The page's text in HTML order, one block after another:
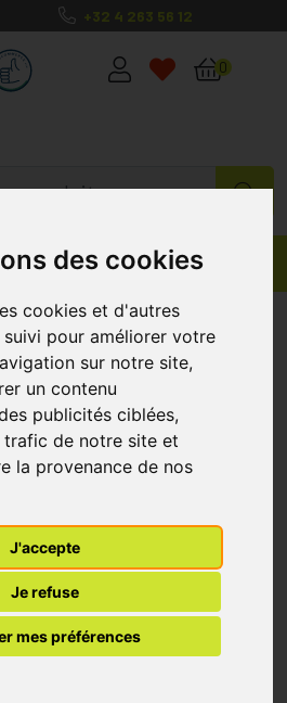
des cookies
cookies et d'autres
pour améliorer votre
sur notre site,
un contenu
publicités ciblées,
trafic de notre site et
la provenance de nos
J'accepte
Je refuse
mes préférences
+32 4 263 56 12
MaPharmacie.be ma santé, mes
0
Produits
Natural 0-6m